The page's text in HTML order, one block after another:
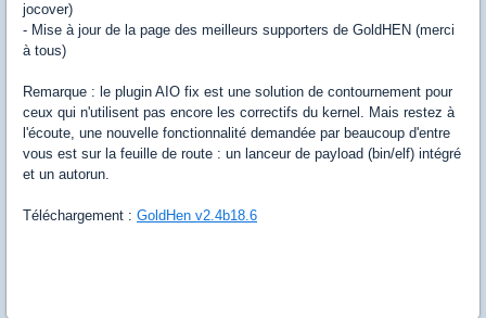
jocover)
- Mise à jour de la page des meilleurs supporters de GoldHEN (merci
à tous)
Remarque : le plugin AIO fix est une solution de contournement pour
ceux qui n'utilisent pas encore les correctifs du kernel. Mais restez à
l'écoute, une nouvelle fonctionnalité demandée par beaucoup d'entre
vous est sur la feuille de route : un lanceur de payload (bin/elf) intégré
et un autorun.
Téléchargement : GoldHen v2.4b18.6